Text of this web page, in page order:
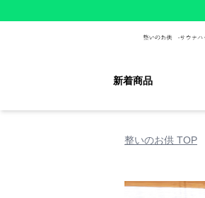
新着商品
整いのお供 TOP